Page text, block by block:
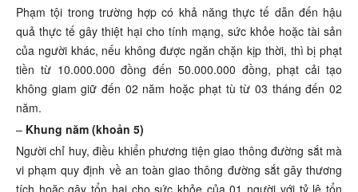
Phạm tội trong trường hợp có khả năng thực tế dẫn đến hậu
quả thực tế gây thiệt hại cho tính mạng, sức khỏe hoặc tài sản
của người khác, nếu không được ngăn chặn kịp thời, thì bị phạt
tiền từ 10.000.000 đồng đến 50.000.000 đồng, phạt cải tạo
không giam giữ đến 02 năm hoặc phạt tù từ 03 tháng đến 02
năm.
– Khung năm (khoản 5)
Người chỉ huy, điều khiển phương tiện giao thông đường sắt mà
vi phạm quy định về an toàn giao thông đường sắt gây thương